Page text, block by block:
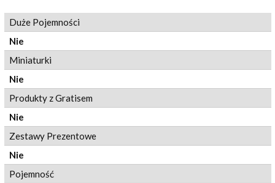
Duże Pojemności
Nie
Miniaturki
Nie
Produkty z Gratisem
Nie
Zestawy Prezentowe
Nie
Pojemność